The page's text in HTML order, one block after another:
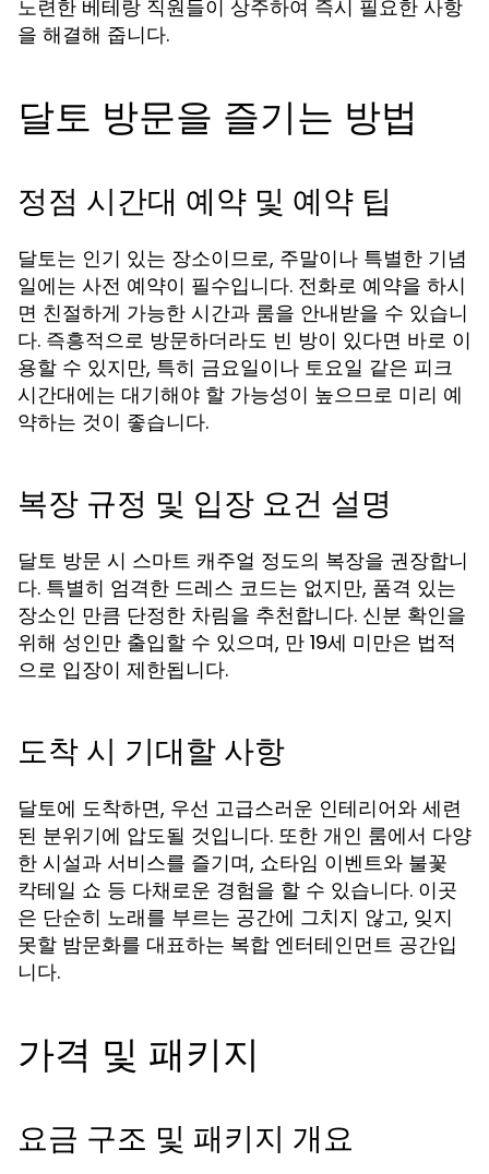
노련한 베테랑 직원들이 상주하여 즉시 필요한 사항
을 해결해 줍니다.
달토 방문을 즐기는 방법
정점 시간대 예약 및 예약 팁
달토는 인기 있는 장소이므로, 주말이나 특별한 기념
일에는 사전 예약이 필수입니다. 전화로 예약을 하시
면 친절하게 가능한 시간과 룸을 안내받을 수 있습니
다. 즉흥적으로 방문하더라도 빈 방이 있다면 바로 이
용할 수 있지만, 특히 금요일이나 토요일 같은 피크
시간대에는 대기해야 할 가능성이 높으므로 미리 예
약하는 것이 좋습니다.
복장 규정 및 입장 요건 설명
달토 방문 시 스마트 캐주얼 정도의 복장을 권장합니
다. 특별히 엄격한 드레스 코드는 없지만, 품격 있는
장소인 만큼 단정한 차림을 추천합니다. 신분 확인을
위해 성인만 출입할 수 있으며, 만 19세 미만은 법적
으로 입장이 제한됩니다.
도착 시 기대할 사항
달토에 도착하면, 우선 고급스러운 인테리어와 세련
된 분위기에 압도될 것입니다. 또한 개인 룸에서 다양
한 시설과 서비스를 즐기며, 쇼타임 이벤트와 불꽃
칵테일 쇼 등 다채로운 경험을 할 수 있습니다. 이곳
은 단순히 노래를 부르는 공간에 그치지 않고, 잊지
못할 밤문화를 대표하는 복합 엔터테인먼트 공간입
니다.
가격 및 패키지
요금 구조 및 패키지 개요